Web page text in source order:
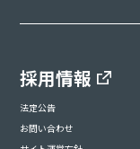
採用情報
法定公告
お問い合わせ